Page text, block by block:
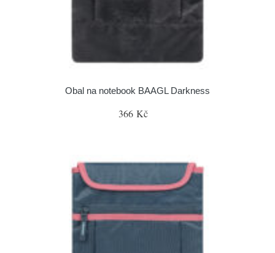
Obal na notebook BAAGL Darkness
366 Kč